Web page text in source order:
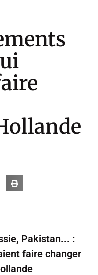
Pakistan... :
faire changer